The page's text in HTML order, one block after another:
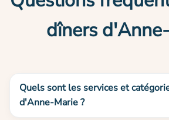
dîners
Quels sont les services et
d'Anne-Marie ?